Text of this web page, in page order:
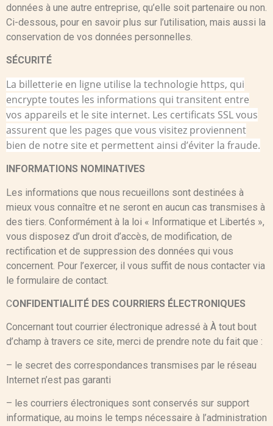
données à une autre entreprise, qu’elle soit partenaire ou non.
Ci-dessous, pour en savoir plus sur l’utilisation, mais aussi la
conservation de vos données personnelles.
SÉCURITÉ
La billetterie en ligne utilise la technologie https, qui
encrypte toutes les informations qui transitent entre
vos appareils et le site internet. Les certificats SSL vous
assurent que les pages que vous visitez proviennent
bien de notre site et permettent ainsi d’éviter la fraude.
INFORMATIONS NOMINATIVES
Les informations que nous recueillons sont destinées à
mieux vous connaître et ne seront en aucun cas transmises à
des tiers. Conformément à la loi « Informatique et Libertés »,
vous disposez d’un droit d’accès, de modification, de
rectification et de suppression des données qui vous
concernent. Pour l’exercer, il vous suffit de nous contacter via
le formulaire de contact.
CONFIDENTIALITÉ DES COURRIERS ÉLECTRONIQUES
Concernant tout courrier électronique adressé à À tout bout
d’champ à travers ce site, merci de prendre note du fait que :
– le secret des correspondances transmises par le réseau
Internet n’est pas garanti
– les courriers électroniques sont conservés sur support
informatique, au moins le temps nécessaire à l’administration